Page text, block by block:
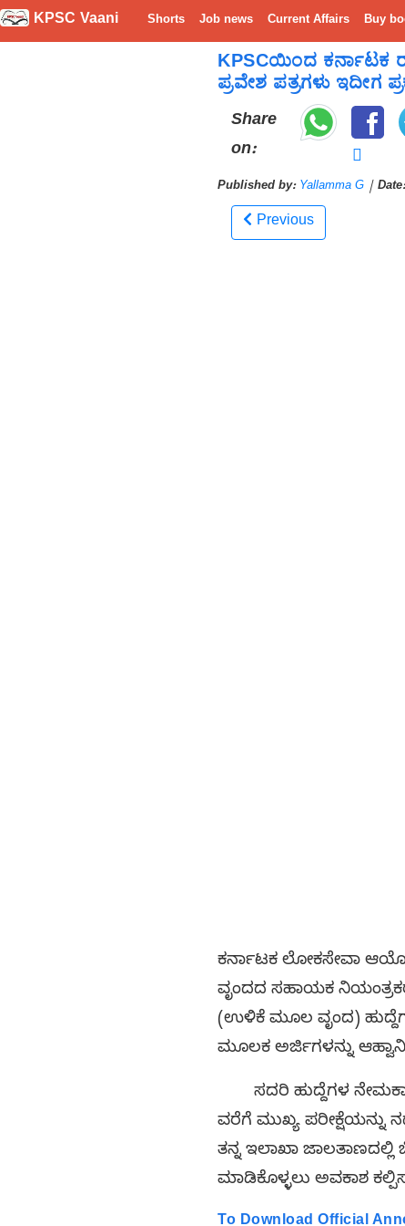
KPSC Vaani Shorts Job news Current Affairs Buy
KPSCಯಿಂದ ಕರ್ನಾಟಕ
ಪ್ರವೇಶ ಪತ್ರಗಳು ಇದೀಗ
Share
on:
Published by: Yallamma G | Date:
Previous
ಕರ್ನಾಟಕ ಲೋಕಸೇವಾ
ವೃಂದದ ಸಹಾಯಕ
(ಉಳಿಕೆ ಮೂಲ ವೃಂದ)
ಮೂಲಕ ಅರ್ಜಿಗಳನ್ನು
ಸದರಿ ಹುದ್ದೆಗಳ
ವರೆಗೆ ಮುಖ್ಯ ಪರೀಕ್ಷೆಯನ್ನು
ತನ್ನ ಇಲಾಖಾ
ಮಾಡಿಕೊಳ್ಳಲು ಅವಕಾಶ
To Download Official